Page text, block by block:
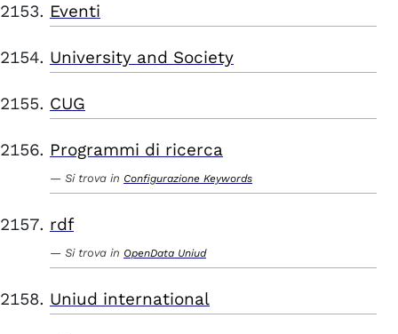
Eventi
University and Society
CUG
Programmi di ricerca
Si trova in Configurazione Keywords
rdf
Si trova in OpenData Uniud
Uniud international